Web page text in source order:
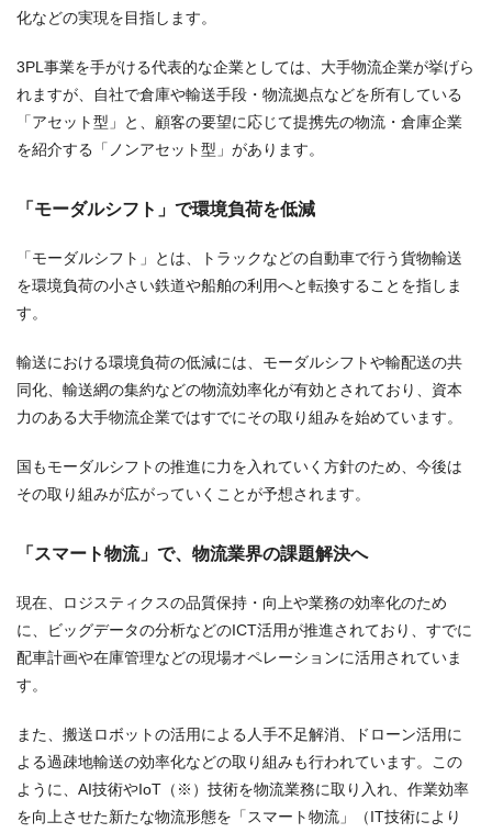
化などの実現を目指します。
3PL事業を手がける代表的な企業としては、大手物流企業が挙げら
れますが、自社で倉庫や輸送手段・物流拠点などを所有している
「アセット型」と、顧客の要望に応じて提携先の物流・倉庫企業
を紹介する「ノンアセット型」があります。
「モーダルシフト」で環境負荷を低減
「モーダルシフト」とは、トラックなどの自動車で行う貨物輸送
を環境負荷の小さい鉄道や船舶の利用へと転換することを指しま
す。
輸送における環境負荷の低減には、モーダルシフトや輸配送の共
同化、輸送網の集約などの物流効率化が有効とされており、資本
力のある大手物流企業ではすでにその取り組みを始めています。
国もモーダルシフトの推進に力を入れていく方針のため、今後は
その取り組みが広がっていくことが予想されます。
「スマート物流」で、物流業界の課題解決へ
現在、ロジスティクスの品質保持・向上や業務の効率化のため
に、ビッグデータの分析などのICT活用が推進されており、すでに
配車計画や在庫管理などの現場オペレーションに活用されていま
す。
また、搬送ロボットの活用による人手不足解消、ドローン活用に
よる過疎地輸送の効率化などの取り組みも行われています。この
ように、AI技術やIoT（※）技術を物流業務に取り入れ、作業効率
を向上させた新たな物流形態を「スマート物流」（IT技術により